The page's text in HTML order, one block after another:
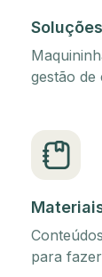
gestão de
para